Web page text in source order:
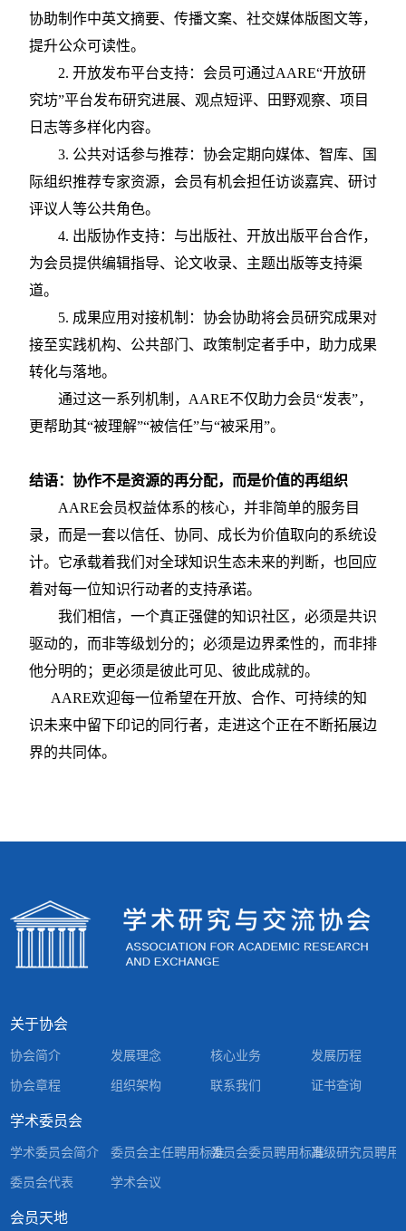
协助制作中英文摘要、传播文案、社交媒体版图文等，
提升公众可读性。
2. 开放发布平台支持：会员可通过AARE“开放研
究坊”平台发布研究进展、观点短评、田野观察、项目
日志等多样化内容。
3. 公共对话参与推荐：协会定期向媒体、智库、国
际组织推荐专家资源，会员有机会担任访谈嘉宾、研讨
评议人等公共角色。
4. 出版协作支持：与出版社、开放出版平台合作，
为会员提供编辑指导、论文收录、主题出版等支持渠
道。
5. 成果应用对接机制：协会协助将会员研究成果对
接至实践机构、公共部门、政策制定者手中，助力成果
转化与落地。
通过这一系列机制， AARE不仅助力会员“发表”，
更帮助其“被理解”“被信任”与“被采用”。
结语：协作不是资源的再分配，而是价值的再组织
AARE会员权益体系的核心，并非简单的服务目
录，而是一套以信任、协同、成长为价值取向的系统设
计。它承载着我们对全球知识生态未来的判断，也回应
着对每一位知识行动者的支持承诺。
我们相信，一个真正强健的知识社区，必须是共识
驱动的，而非等级划分的；必须是边界柔性的，而非排
他分明的；更必须是彼此可见、彼此成就的。
AARE欢迎每一位希望在开放、合作、可持续的知
识未来中留下印记的同行者，走进这个正在不断拓展边
界的共同体。
关于协会
协会简介 发展理念 核心业务 发展历程
协会章程 组织架构 联系我们 证书查询
学术委员会
学术委员会简介 委员会主任聘用标准委员会委员聘用标准高级研究员聘用
委员会代表 学术会议
会员天地